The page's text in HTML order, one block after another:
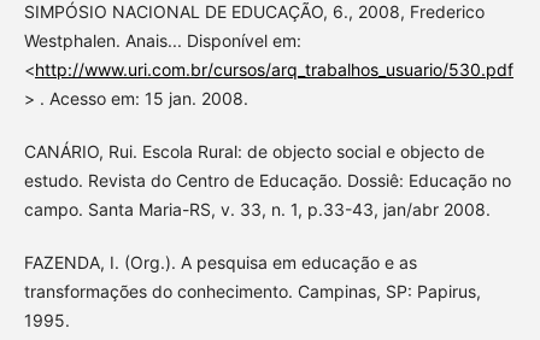
SIMPÓSIO NACIONAL DE EDUCAÇÃO, 6., 2008, Frederico
Westphalen. Anais... Disponível em:
<http://www.uri.com.br/cursos/arq_trabalhos_usuario/530.pdf
> . Acesso em: 15 jan. 2008.
CANÁRIO, Rui. Escola Rural: de objecto social e objecto de
estudo. Revista do Centro de Educação. Dossiê: Educação no
campo. Santa Maria-RS, v. 33, n. 1, p.33-43, jan/abr 2008.
FAZENDA, I. (Org.). A pesquisa em educação e as
transformações do conhecimento. Campinas, SP: Papirus,
1995.